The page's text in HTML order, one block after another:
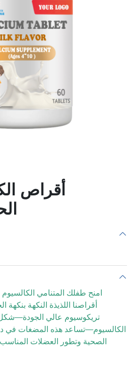
الوزن
أقراص
امنح طفلك المتنامي
أقراصنا اللذيذة النكهة
تريكوسيوم عالي
الكالسيوم—تساعد هذه المضغات في
الصحية وتطور العضلات